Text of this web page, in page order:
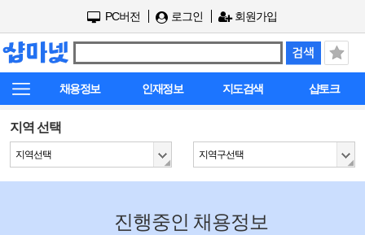
PC버전 로그인 회원가입
채용정보 인재정보 지도검색 샵토크
지역 선택
지역선택 지역구선택
진행중인 채용정보